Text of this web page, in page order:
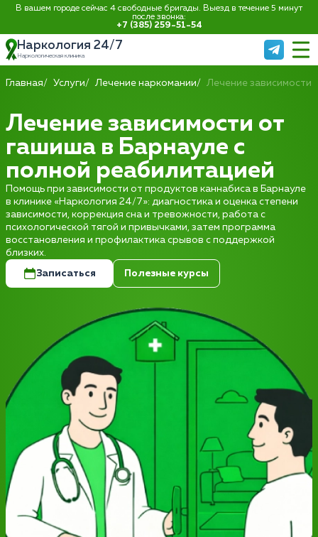
В вашем городе сейчас 4 свободные бригады. Выезд в течение 5 минут
после звонка:
+7 (385) 259-51-54
Наркология 24/7
Наркологическая клиника
Главная Услуги Лечение наркомании Лечение зависимости
Лечение зависимости от
гашиша в Барнауле с
полной реабилитацией
Помощь при зависимости от продуктов каннабиса в Барнауле
в клинике «Наркология 24/7»: диагностика и оценка степени
зависимости, коррекция сна и тревожности, работа с
психологической тягой и привычками, затем программа
восстановления и профилактика срывов с поддержкой
близких.
Записаться Полезные курсы